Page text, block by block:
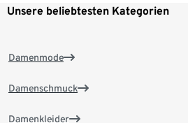
Unsere beliebtesten Kategorien
Damenmode
Damenschmuck
Damenkleider